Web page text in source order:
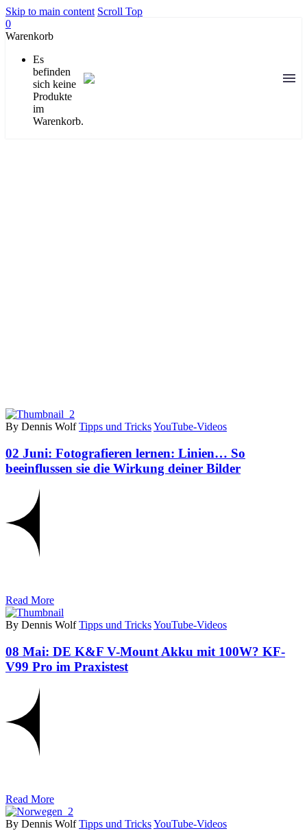
Skip to main content Scroll Top
0
Warenkorb
Es
befinden
sich keine
Produkte
im
Warenkorb.
By Dennis Wolf Tipps und TricksYouTube-Videos
02 Juni: Fotografieren lernen: Linien… So
beeinflussen sie die Wirkung deiner Bilder
Read More
By Dennis Wolf Tipps und TricksYouTube-Videos
08 Mai: DE K&F V-Mount Akku mit 100W? KF-
V99 Pro im Praxistest
Read More
By Dennis Wolf Tipps und TricksYouTube-Videos